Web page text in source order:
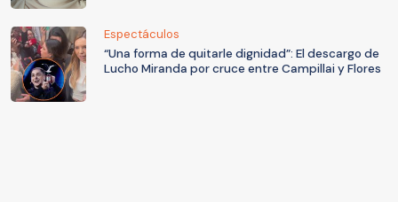
Espectáculos
“Una forma de quitarle dignidad”: El descargo de
Lucho Miranda por cruce entre Campillai y Flores